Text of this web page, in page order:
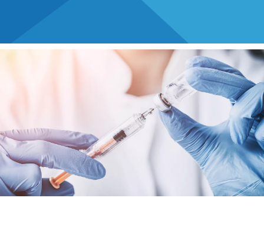
Automobile
Grande consommation
Industrie